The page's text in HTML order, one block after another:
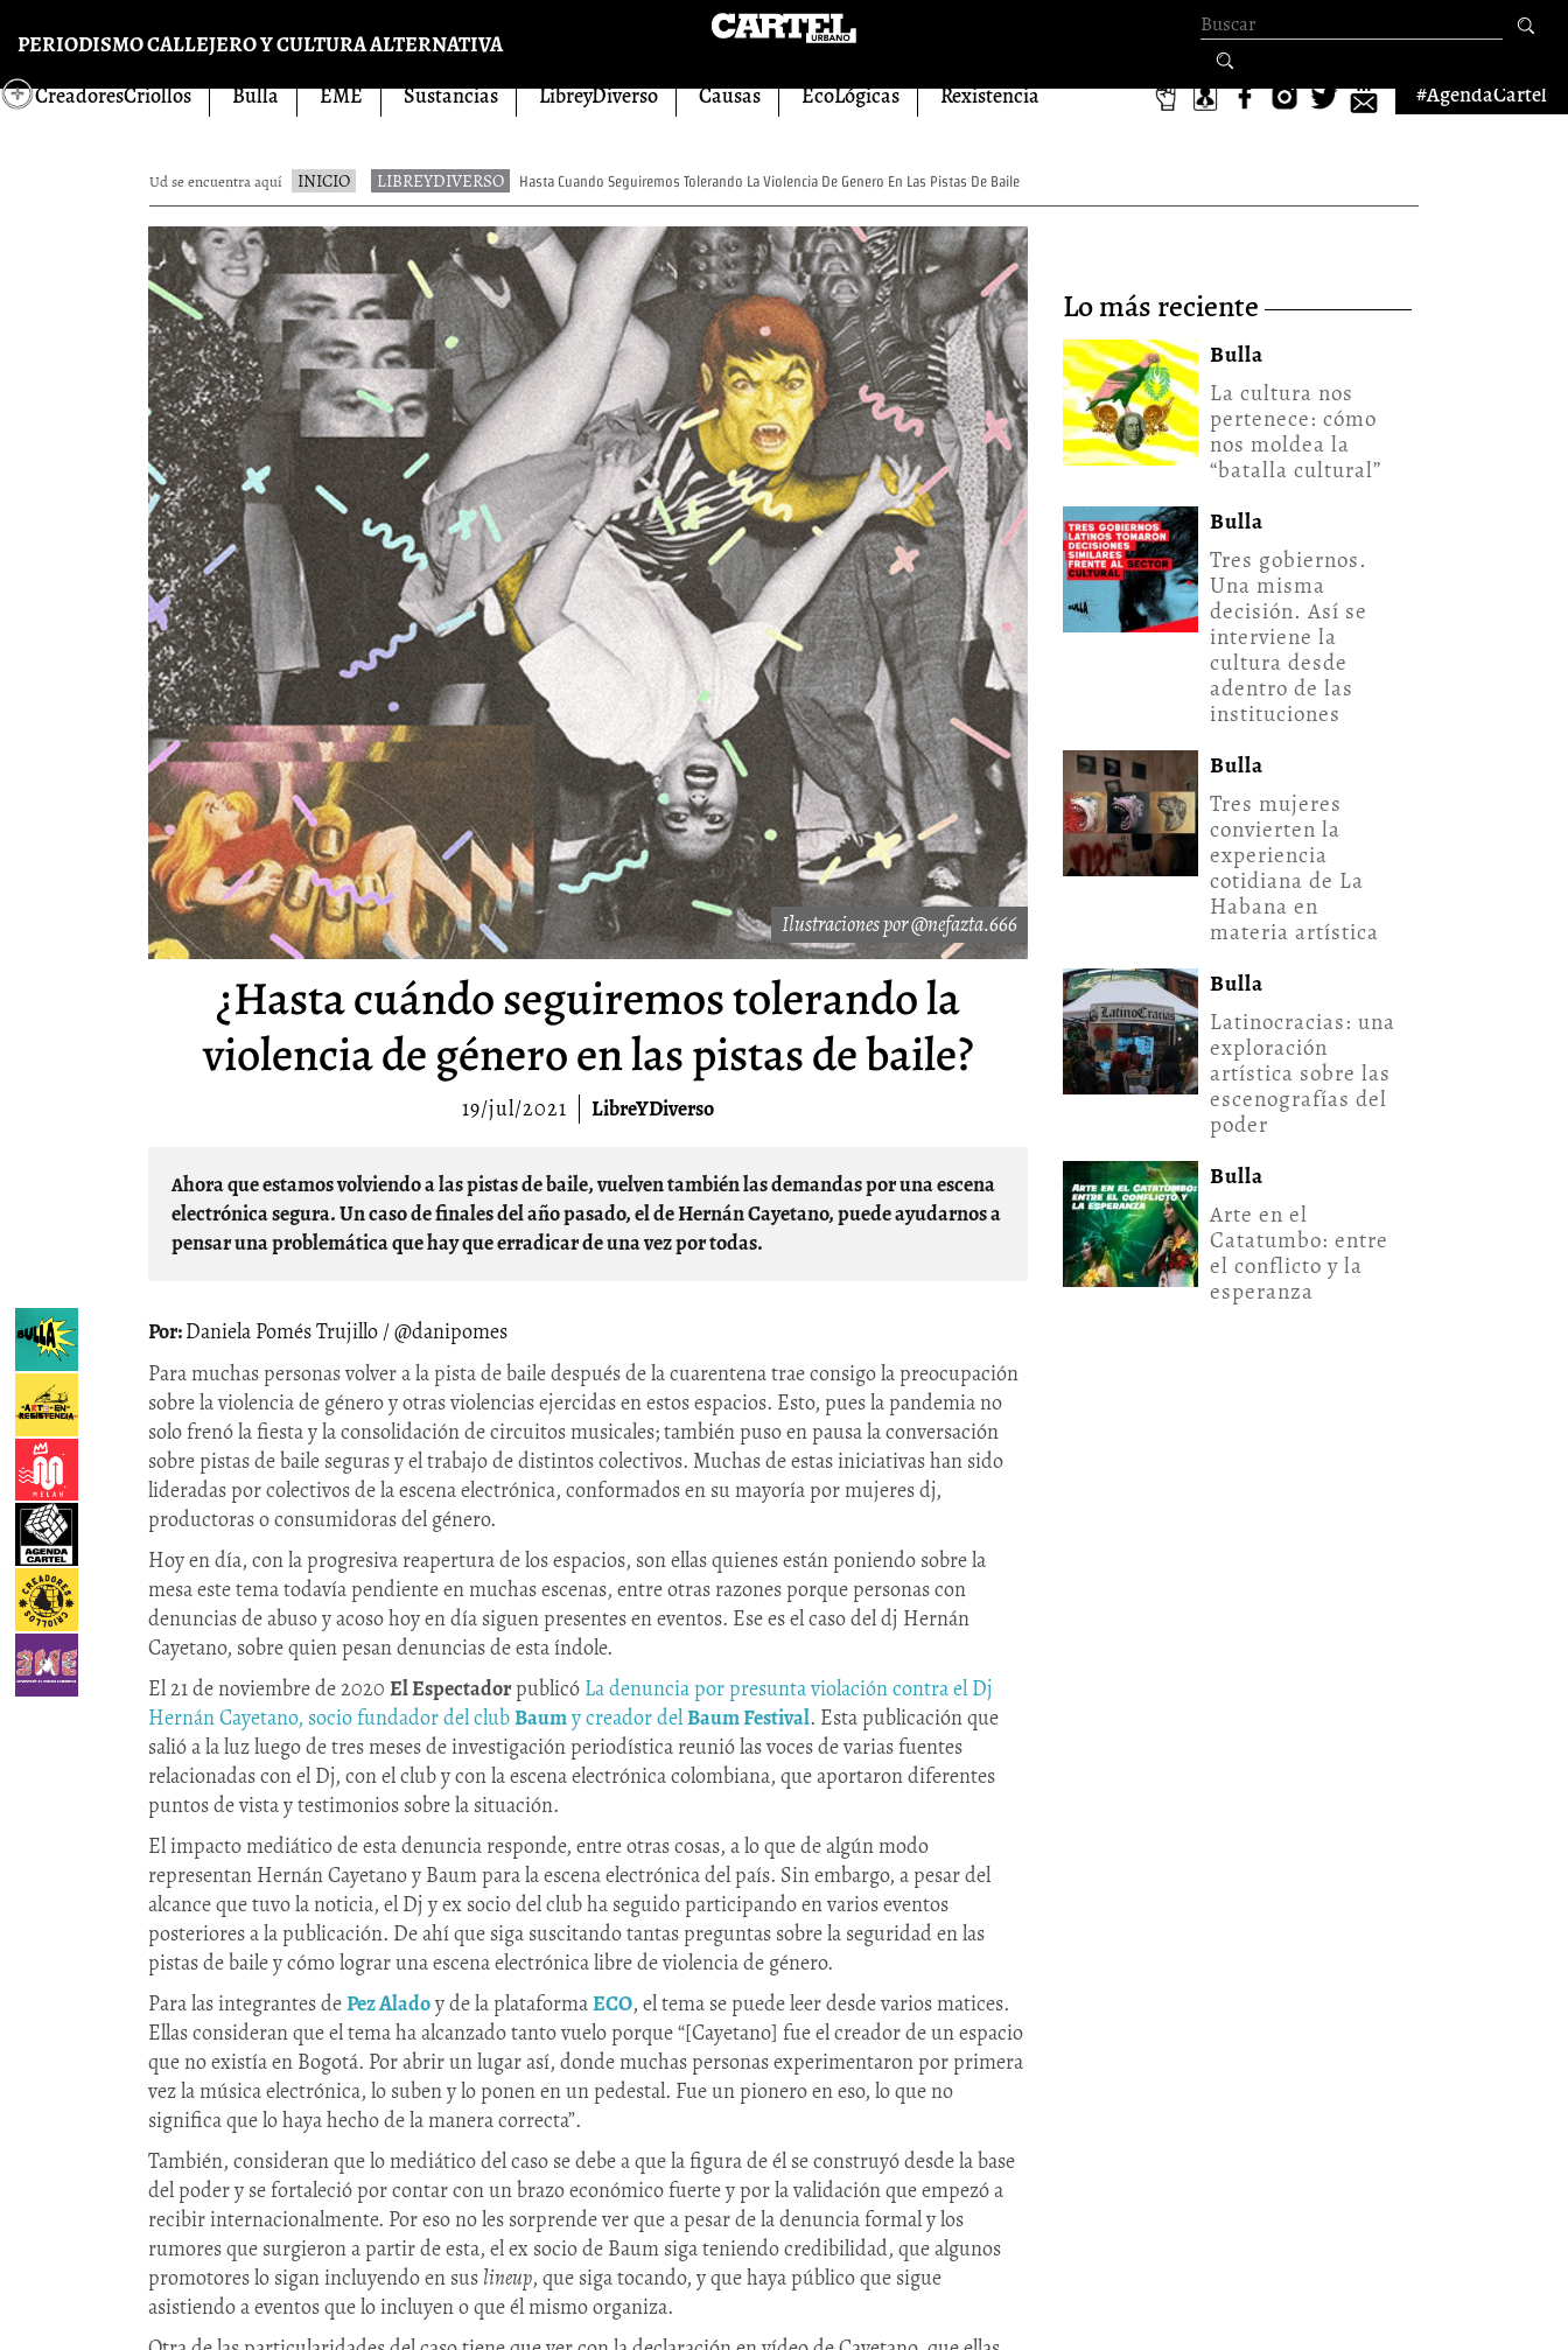
PERIODISMO CALLEJERO Y CULTURA ALTERNATIVA
Formulario de
búsqueda
CreadoresCriollos Bulla EME Sustancias LibreyDiverso Causas EcoLógicas Rexistencia #AgendaCartel
Ud se encuentra aquí INICIO LIBREYDIVERSO Hasta Cuando Seguiremos Tolerando La Violencia De Genero En Las Pistas De Baile
Ilustraciones por @nefazta.666
¿Hasta cuándo seguiremos tolerando la
violencia de género en las pistas de baile?
19/jul/2021 LibreYDiverso
Ahora que estamos volviendo a las pistas de baile, vuelven también las demandas por una escena
electrónica segura. Un caso de finales del año pasado, el de Hernán Cayetano, puede ayudarnos a
pensar una problemática que hay que erradicar de una vez por todas.
Daniela Pomés Trujillo / @danipomes
Para muchas personas volver a la pista de baile después de la cuarentena trae consigo la preocupación
sobre la violencia de género y otras violencias ejercidas en estos espacios. Esto, pues la pandemia no
solo frenó la fiesta y la consolidación de circuitos musicales; también puso en pausa la conversación
sobre pistas de baile seguras y el trabajo de distintos colectivos. Muchas de estas iniciativas han sido
lideradas por colectivos de la escena electrónica, conformados en su mayoría por mujeres dj,
productoras o consumidoras del género.
Hoy en día, con la progresiva reapertura de los espacios, son ellas quienes están poniendo sobre la
mesa este tema todavía pendiente en muchas escenas, entre otras razones porque personas con
denuncias de abuso y acoso hoy en día siguen presentes en eventos. Ese es el caso del dj Hernán
Cayetano, sobre quien pesan denuncias de esta índole.
El 21 de noviembre de 2020 El Espectadorpublicó La denuncia por presunta violación contra el Dj
Hernán Cayetano, socio fundador del clubBaumy creador delBaum Festival. Esta publicación que
salió a la luz luego de tres meses de investigación periodística reunió las voces de varias fuentes
relacionadas con el Dj, con el club y con la escena electrónica colombiana, que aportaron diferentes
puntos de vista y testimonios sobre la situación.
El impacto mediático de esta denuncia responde, entre otras cosas, a lo que de algún modo
representan Hernán Cayetano y Baum para la escena electrónica del país. Sin embargo, a pesar del
alcance que tuvo la noticia, el Dj y ex socio del club ha seguido participando en varios eventos
posteriores a la publicación. De ahí que siga suscitando tantas preguntas sobre la seguridad en las
pistas de baile y cómo lograr una escena electrónica libre de violencia de género.
Para las integrantes dePez Aladoy de la plataformaECO, el tema se puede leer desde varios matices.
Ellas consideran que el tema ha alcanzado tanto vuelo porque “[Cayetano] fue el creador de un espacio
que no existía en Bogotá. Por abrir un lugar así, donde muchas personas experimentaron por primera
vez la música electrónica, lo suben y lo ponen en un pedestal. Fue un pionero en eso, lo que no
significa que lo haya hecho de la manera correcta”.
También, consideran que lo mediático del caso se debe a que la figura de él se construyó desde la base
del poder y se fortaleció por contar con un brazo económico fuerte y por la validación que empezó a
recibir internacionalmente. Por eso no les sorprende ver que a pesar de la denuncia formal y los
rumores que surgieron a partir de esta, el ex socio de Baum siga teniendo credibilidad, que algunos
promotores lo sigan incluyendo en sus lineup, que siga tocando, y que haya público que sigue
asistiendo a eventos que lo incluyen o que él mismo organiza.
lo más reciente
Bulla
La cultura nos
pertenece: cómo
nos moldea la
“batalla cultural”
Bulla
Tres gobiernos.
Una misma
decisión. Así se
interviene la
cultura desde
adentro de las
instituciones
Bulla
Tres mujeres
convierten la
experiencia
cotidiana de La
Habana en
materia artística
Bulla
Latinocracias: una
exploración
artística sobre las
escenografías del
poder
Bulla
Arte en el
Catatumbo: entre
el conflicto y la
esperanza